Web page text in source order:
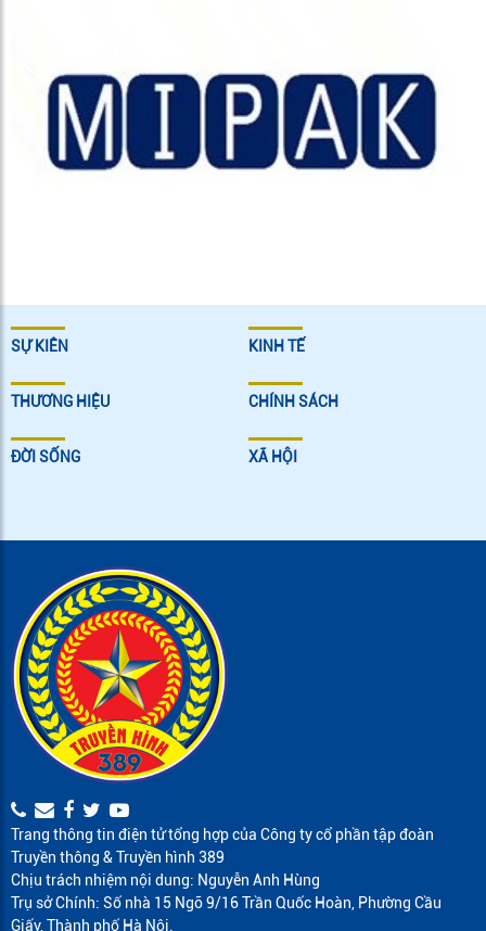
SỰ KIÊN KINH TẾ
THƯƠNG HIỆU CHÍNH SÁCH
ĐỜI SỐNG XÃ HỘI
Trang thông tin điện tử tổng hợp của Công ty cổ phần tập đoàn
Truyền thông & Truyền hình 389
Chịu trách nhiệm nội dung: Nguyễn Anh Hùng
Trụ sở Chính: Số nhà 15 Ngõ 9/16 Trần Quốc Hoàn, Phường Cầu
Giấy, Thành phố Hà Nội.